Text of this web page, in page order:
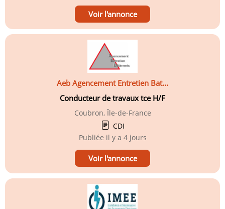
Voir l'annonce
Aeb Agencement Entretien Bat...
Conducteur de travaux tce H/F
Coubron, Île-de-France
CDI
Publiée il y a 4 jours
Voir l'annonce